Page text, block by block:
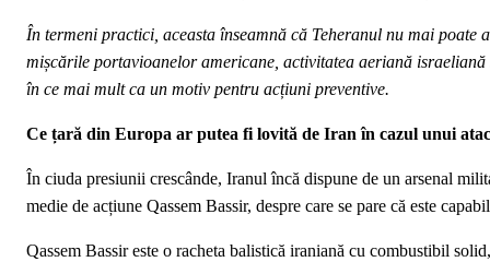
În termeni practici, aceasta înseamnă că Teheranul nu mai
mișcările portavioanelor americane, activitatea aeriană
în ce mai mult ca un motiv pentru acțiuni preventive.
Ce țară din Europa ar putea fi lovită de Iran în cazul unui
În ciuda presiunii crescânde, Iranul încă dispune de un arsenal
medie de acțiune Qassem Bassir, despre care se pare că este
Qassem Bassir este o racheta balistică iraniană cu combustibil